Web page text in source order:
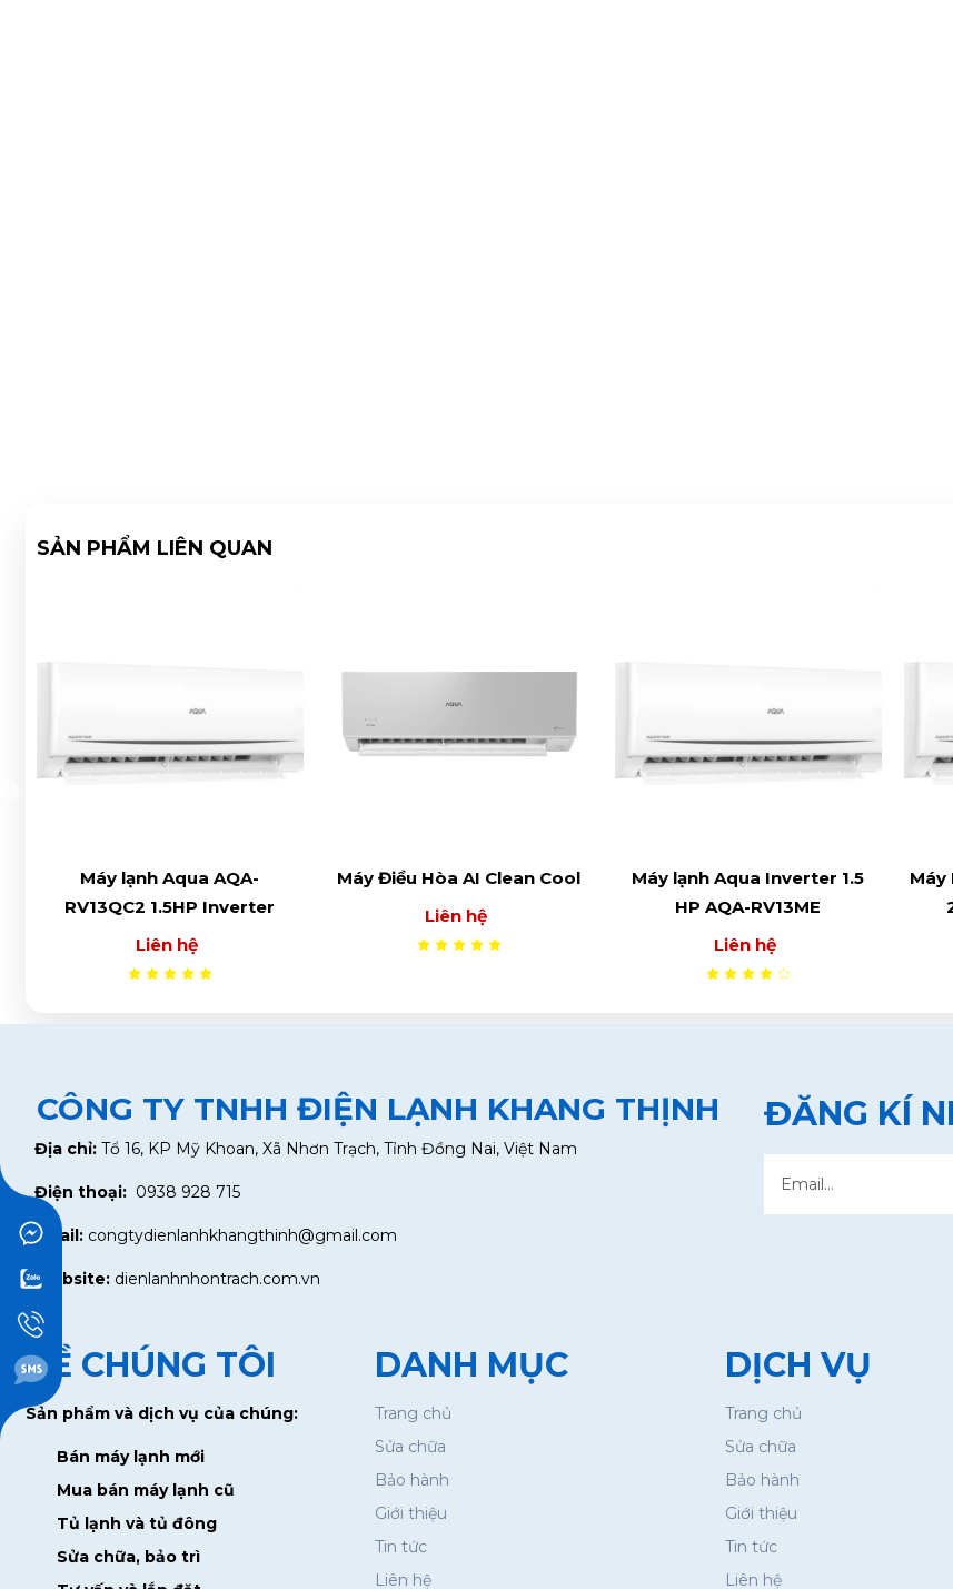
SẢN PHẨM LIÊN QUAN
Máy Điều Hòa AI Clean Cool
Liên hệ
Máy lạnh Aqua Inverter 1.5
HP AQA-RV13ME
Liên hệ
Máy Lạnh Aqua AQA-RV18QE
2.0HP Inverter 2024
Liên hệ
CÔNG TY TNHH ĐIỆN LẠNH KHANG THỊNH
Địa chỉ:Tổ 16, KP Mỹ Khoan, Xã Nhơn Trạch, Tỉnh Đồng Nai, Việt Nam
Điện thoại:0938 928 715
Email:congtydienlanhkhangthinh@gmail.com
Website:dienlanhnhontrach.com.vn
ĐĂNG KÍ
VỀ CHÚNG TÔI
Sản phẩm và dịch vụ của chúng:
Bán máy lạnh mới
Mua bán máy lạnh cũ
Tủ lạnh và tủ đông
Sửa chữa, bảo trì
DANH MỤC
Trang chủ
Sửa chữa
Bảo hành
Giới thiệu
Tin tức
Liên hệ
DỊCH VỤ
Trang chủ
Sửa chữa
Bảo hành
Giới thiệu
Tin tức
Liên hệ